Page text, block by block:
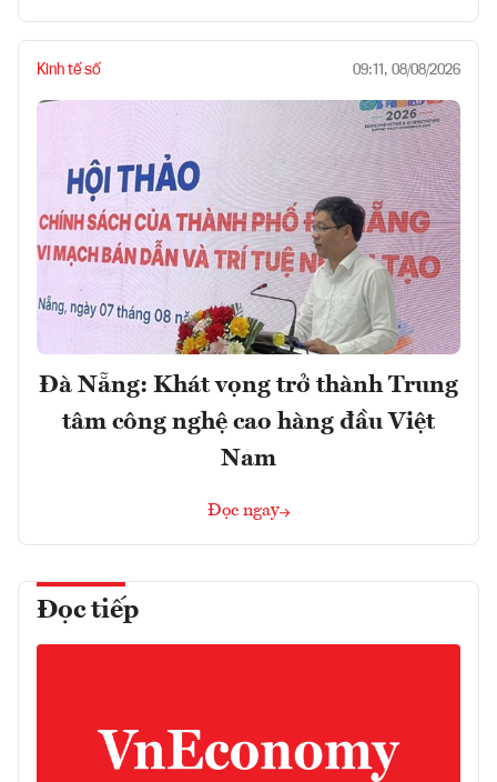
Kinh tế số 09:11, 08/08/2026
Đà Nẵng: Khát vọng trở thành Trung
tâm công nghệ cao hàng đầu Việt
Nam
Đọc ngay
Đọc tiếp